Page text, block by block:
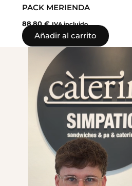
PACK MERIENDA
88,80€ IVA incluido
Añadir al carrito